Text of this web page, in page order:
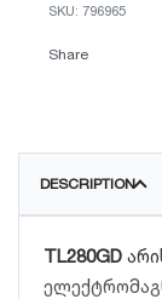
796965
Share
DESCRIPTION
TL280GD